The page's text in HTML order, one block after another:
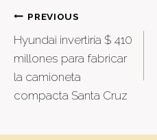
Post
navigation
PREVIOUS
Hyundai invertiría $ 410
millones para fabricar
la camioneta
compacta Santa Cruz